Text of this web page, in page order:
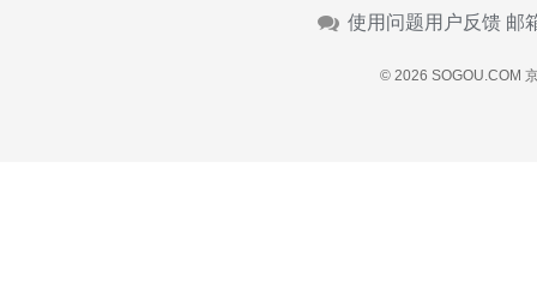
使用问题用户反馈 邮
© 2026 SOGOU.COM